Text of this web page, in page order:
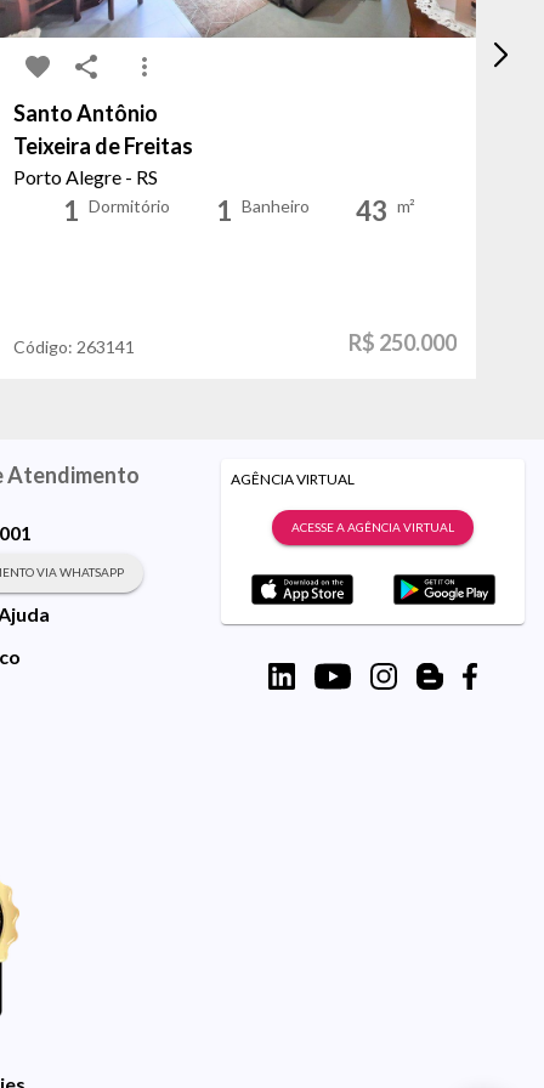
Santo Antônio
Teixeira de Freitas
Porto Alegre - RS
1 Dormitório 1 Banheiro 43 m²
Código: 263141 R$ 250.000
Atendimento
VIA WHATSAPP
AGÊNCIA VIRTUAL
ACESSE A AGÊNCIA VIRTUAL